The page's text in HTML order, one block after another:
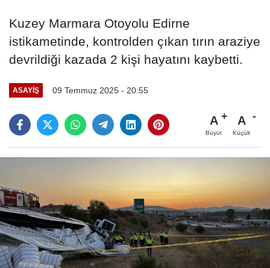
Kuzey Marmara Otoyolu Edirne
istikametinde, kontrolden çıkan tırın araziye
devrildiği kazada 2 kişi hayatını kaybetti.
ASAYIŞ 09 Temmuz 2025 - 20:55
A
Büyüt
A
Küçült